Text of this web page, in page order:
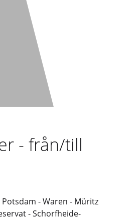
- från/till
- Waren - Müritz
- Schorfheide-